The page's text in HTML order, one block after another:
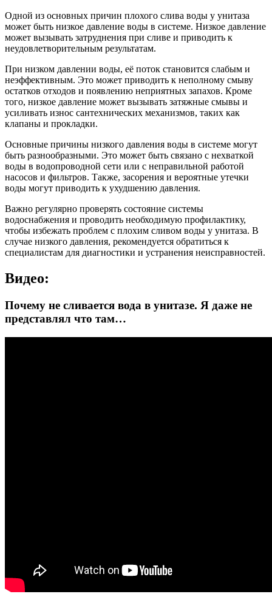
Одной из основных причин плохого слива воды у унитаза
может быть низкое давление воды в системе. Низкое давление
может вызывать затруднения при сливе и приводить к
неудовлетворительным результатам.
При низком давлении воды, её поток становится слабым и
неэффективным. Это может приводить к неполному смыву
остатков отходов и появлению неприятных запахов. Кроме
того, низкое давление может вызывать затяжные смывы и
усиливать износ сантехнических механизмов, таких как
клапаны и прокладки.
Основные причины низкого давления воды в системе могут
быть разнообразными. Это может быть связано с нехваткой
воды в водопроводной сети или с неправильной работой
насосов и фильтров. Также, засорения и вероятные утечки
воды могут приводить к ухудшению давления.
Важно регулярно проверять состояние системы
водоснабжения и проводить необходимую профилактику,
чтобы избежать проблем с плохим сливом воды у унитаза. В
случае низкого давления, рекомендуется обратиться к
специалистам для диагностики и устранения неисправностей.
Видео:
Почему не сливается вода в унитазе. Я даже не
представлял что там…